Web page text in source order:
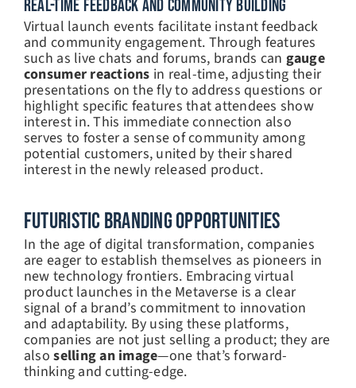
REAL-TIME FEEDBACK AND COMMUNITY BUILDING
Virtual launch events facilitate instant feedback
and community engagement. Through features
such as live chats and forums, brands can gauge
consumer reactions in real-time, adjusting their
presentations on the fly to address questions or
highlight specific features that attendees show
interest in. This immediate connection also
serves to foster a sense of community among
potential customers, united by their shared
interest in the newly released product.
Futuristic Branding Opportunities
In the age of digital transformation, companies
are eager to establish themselves as pioneers in
new technology frontiers. Embracing virtual
product launches in the Metaverse is a clear
signal of a brand’s commitment to innovation
and adaptability. By using these platforms,
companies are not just selling a product; they are
alsoselling an image—one that’s forward-
thinking and cutting-edge.